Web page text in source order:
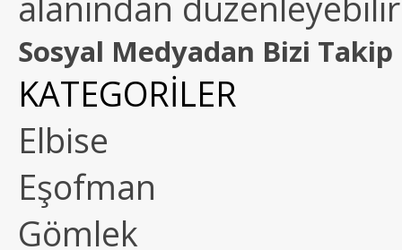
Sosyal Medyadan Bizi Takip
KATEGORİLER
Elbise
Eşofman
Gömlek